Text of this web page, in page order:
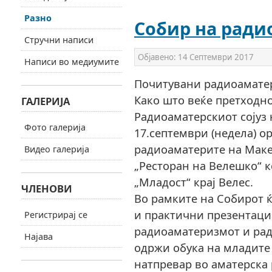
Собир на
Објавено: 14 Септември 2017
Почитувани
Како што веќе
Радиоаматерскиот
17.септември (недела)
радиоаматерите на
„Ресторан на Велешко“
„Младост“ крај Велес.
Во рамките на Собирот
и практични
радиоаматеризмот и
одржи обука на
натпревар во аматерска
Разно
Стручни написи
Написи во медиумите
ГАЛЕРИЈА
Фото галерија
Видео галерија
ЧЛЕНОВИ
Регистрирај се
Најава